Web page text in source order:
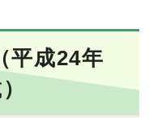
平成24年